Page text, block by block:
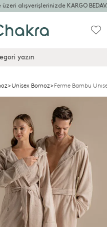
alışverişlerinizde KARGO
yazın
>Unisex Bornoz>Ferme Bambu